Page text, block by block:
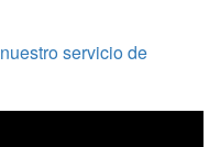
nuestro servicio de